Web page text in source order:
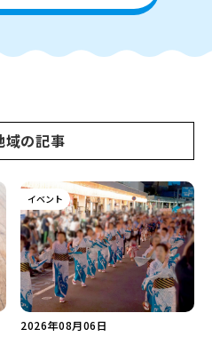
域の記事
イベント
2026年08月06日